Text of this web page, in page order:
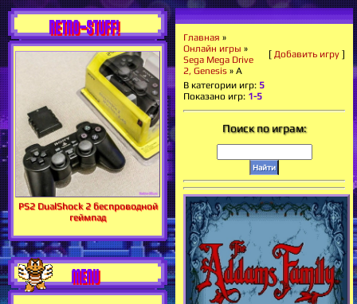
RETRO-STUFF!
PS2 DualShock 2 беспроводной
геймпад
MENU
Главная »
Онлайн игры »
Sega Mega Drive
2, Genesis » A
[ Добавить игру ]
В категории игр: 5
Показано игр: 1-5
Поиск по играм: